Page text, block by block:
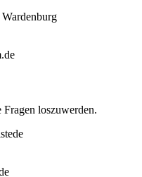
loszuwerden.